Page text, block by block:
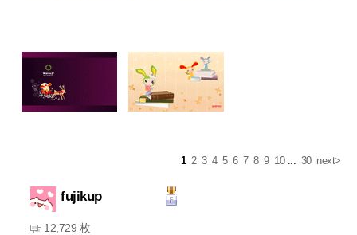
1 2 3 4 5 6 7 8 9 10... 30 next>
fujikup
12,729 枚